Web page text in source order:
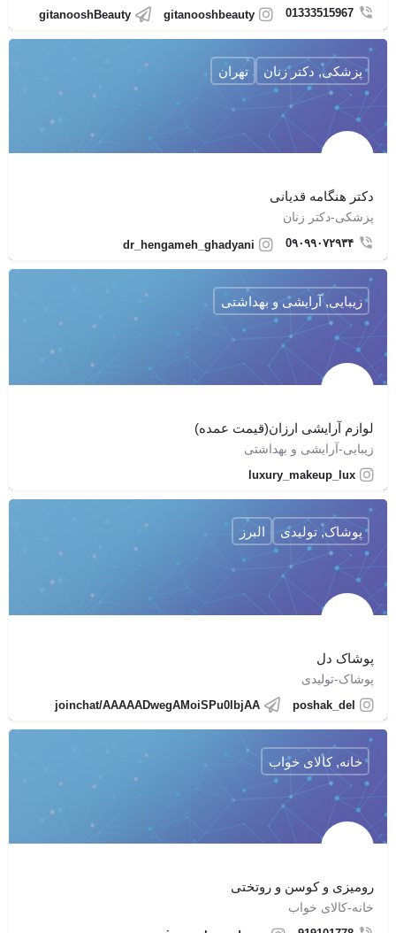
01333515967
gitanooshbeauty
gitanooshBeauty
دکتر هنگامه قدیانی
پزشکی-دکتر زنان
0۹۰۹۹۰۷۲۹۳۴ dr_hengameh_ghadyani
پزشکی, دکتر زنان تهران
لوازم آرایشی ارزان(قیمت عمده)
زیبایی-آرایشی و بهداشتی
luxury_makeup_lux
زیبایی, آرایشی و بهداشتی
پوشاک دل
پوشاک-تولیدی
poshak_del
joinchat/AAAAADwegAMoiSPu0lbjAA
پوشاک, تولیدی البرز
رومیزی و کوسن و روتختی
خانه-کالای خواب
خانه, کالای خواب